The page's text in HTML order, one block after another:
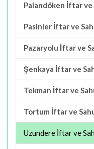
Palandöken İftar ve
Pasinler İftar ve
Pazaryolu İftar ve
Şenkaya İftar ve
Tekman İftar ve
Tortum İftar ve
Uzundere İftar ve